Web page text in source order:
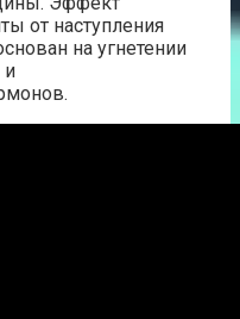
от наступления
на угнетении
и